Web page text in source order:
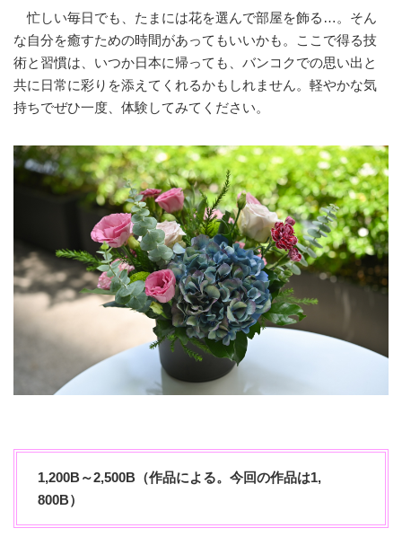
忙しい毎日でも、たまには花を選んで部屋を飾る…。そん
な自分を癒すための時間があってもいいかも。ここで得る技
術と習慣は、いつか日本に帰っても、バンコクでの思い出と
共に日常に彩りを添えてくれるかもしれません。軽やかな気
持ちでぜひ一度、体験してみてください。
1,200B～2,500B（作品による。今回の作品は1,
800B）